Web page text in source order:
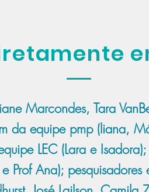
Marcondes, Tara
da equipe pmp (liana,
LEC (Lara e
Prof Ana);